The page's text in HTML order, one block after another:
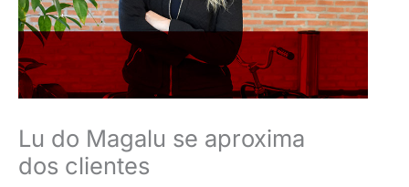
Lu do Magalu se aproxima
dos clientes